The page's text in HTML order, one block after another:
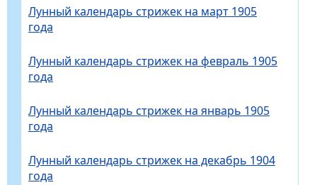
Лунный календарь стрижек на март 1905
года
Лунный календарь стрижек на февраль 1905
года
Лунный календарь стрижек на январь 1905
года
Лунный календарь стрижек на декабрь 1904
года